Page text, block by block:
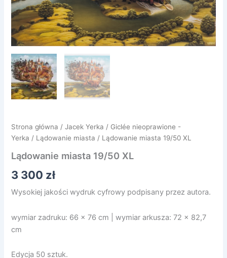
Strona główna /Jacek Yerka / Giclée nieoprawione -
Yerka / Lądowanie miasta / Lądowanie miasta 19/50 XL
Lądowanie miasta 19/50 XL
3 300 zł
Wysokiej jakości wydruk cyfrowy podpisany przez autora.
wymiar zadruku: 66 x 76 cm | wymiar arkusza: 72 x 82,7
cm
Edycja 50 sztuk.